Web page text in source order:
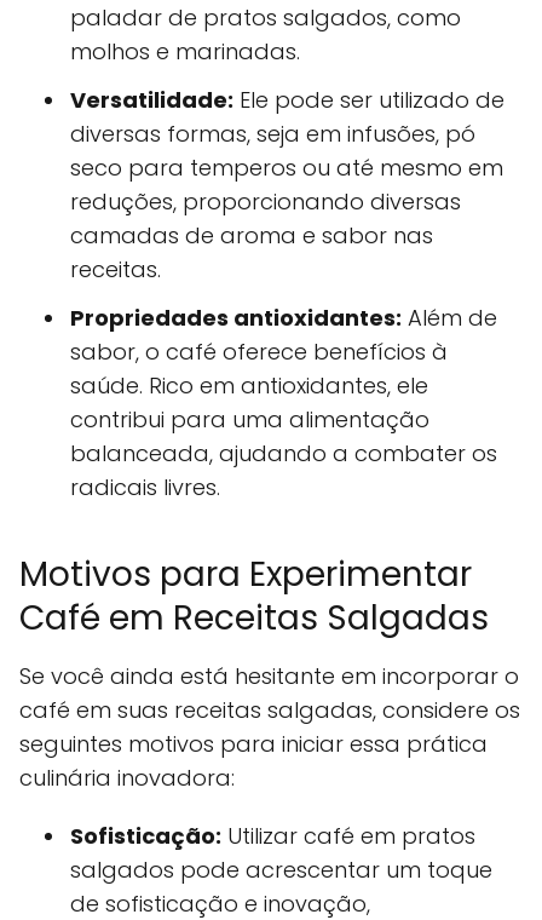
paladar de pratos salgados, como
molhos e marinadas.
Versatilidade: Ele pode ser utilizado de
diversas formas, seja em infusões, pó
seco para temperos ou até mesmo em
reduções, proporcionando diversas
camadas de aroma e sabor nas
receitas.
Propriedades antioxidantes: Além de
sabor, o café oferece benefícios à
saúde. Rico em antioxidantes, ele
contribui para uma alimentação
balanceada, ajudando a combater os
radicais livres.
Motivos para Experimentar
Café em Receitas Salgadas
Se você ainda está hesitante em incorporar o
café em suas receitas salgadas, considere os
seguintes motivos para iniciar essa prática
culinária inovadora:
Sofisticação: Utilizar café em pratos
salgados pode acrescentar um toque
de sofisticação e inovação,